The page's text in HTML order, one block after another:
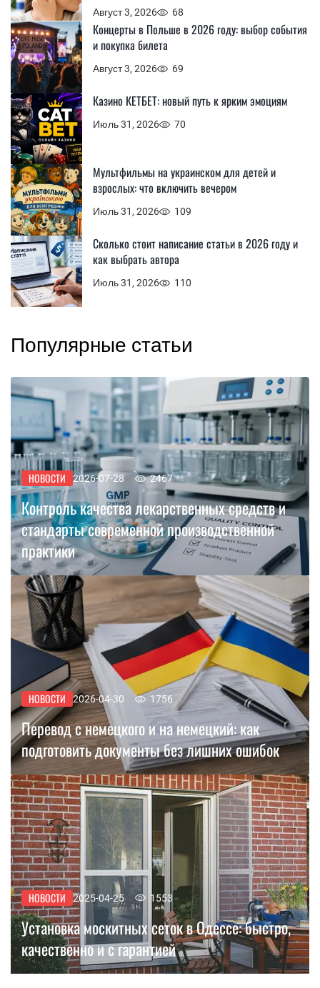
Август 3, 2026 68
Август 3, 2026 69
Концерты в Польше в 2026 году: выбор события
и покупка билета
Июль 31, 2026 70
Казино КЕТБЕТ: новый путь к ярким эмоциям
Июль 31, 2026 109
Мультфильмы на украинском для детей и
взрослых: что включить вечером
Июль 31, 2026 110
Сколько стоит написание статьи в 2026 году и
как выбрать автора
Популярные статьи
НОВОСТИ 2026-07-28 2467
Контроль качества лекарственных средств и
стандарты современной производственной
практики
НОВОСТИ 2026-04-30 1756
Перевод с немецкого и на немецкий: как
подготовить документы без лишних ошибок
НОВОСТИ 2025-04-25 1553
Установка москитных сеток в Одессе: быстро,
качественно и с гарантией